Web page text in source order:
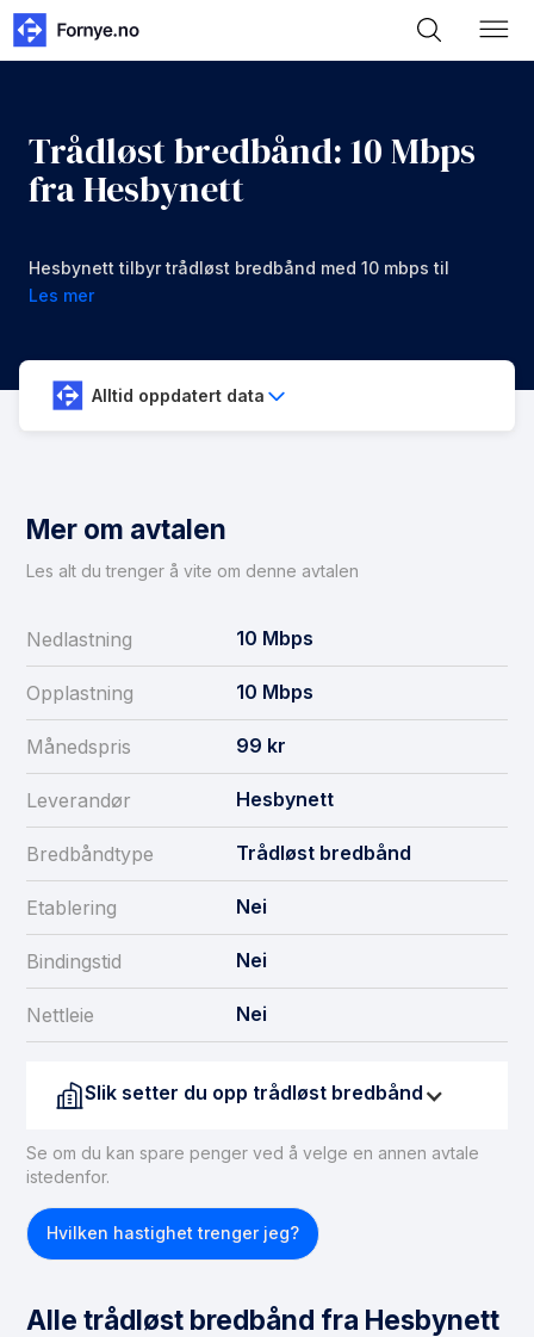
Trådløst bredbånd: 10 Mbps
fra Hesbynett
Hesbynett tilbyr trådløst bredbånd med 10 mbps til
en månedspris av 99 kr/mnd.
Les mer
Alltid oppdatert data
Mer om avtalen
Les alt du trenger å vite om denne avtalen
Nedlastning 10 Mbps
Opplastning 10 Mbps
Månedspris 99 kr
Leverandør Hesbynett
Bredbåndtype Trådløst bredbånd
Etablering Nei
Bindingstid Nei
Nettleie Nei
Slik setter du opp trådløst bredbånd
Se om du kan spare penger ved å velge en annen avtale
istedenfor.
Hvilken hastighet trenger jeg?
Alle trådløst bredbånd fra Hesbynett